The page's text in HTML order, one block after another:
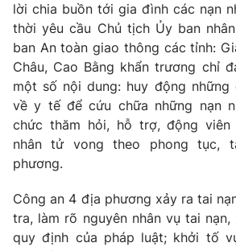
Cơ quan báo chí:Thời báo VTV
Giấy phép hoạt động báo in và báo điện
cấp ngày 29/12/2023
Tổng Biên tập:Vũ Thanh Thủy
Phó Tổng Biên tập: Nguyễn Thị Mỹ Hạnh,
Nguyễn Trọng Ninh
Tổng đài VTV:
024.38 355 931 - 024.38
Ðiện thoại Thời báo VTV:
Liên hệ quảng cáo:024-7300.7108
lời chia buồn tới gia đình các nạn
thời yêu cầu Chủ tịch Ủy ban
ban An toàn giao thông các tỉnh:
Châu, Cao Bằng khẩn trương chỉ
một số nội dung: huy động
về y tế để cứu chữa những nạn
chức thăm hỏi, hỗ trợ, động
nhân tử vong theo phong tục,
phương.
Công an 4 địa phương xảy ra tai
tra, làm rõ nguyên nhân vụ tai
quy định của pháp luật; khởi tố